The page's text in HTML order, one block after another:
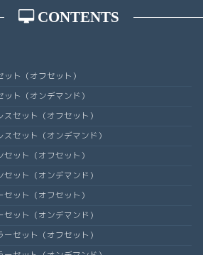
CONTENTS
ット（オフセット）
ット（オンデマンド）
スセット（オフセット）
スセット（オンデマンド）
セット（オフセット）
セット（オンデマンド）
セット（オフセット）
セット（オンデマンド）
ーセット（オフセット）